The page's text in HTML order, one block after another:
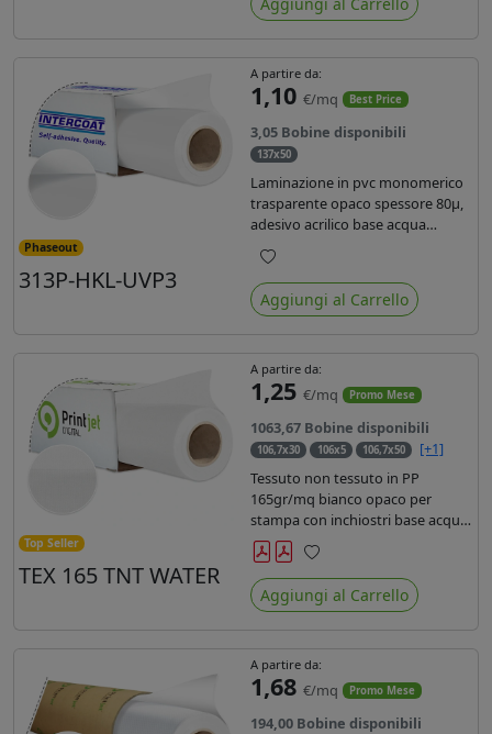
con ink solvente, eco-solvente e
Phaseout
313P-HKL-UVP3
A partire da:
1,10 €/mq Best Price
3,05 Bobine disponibili
137x50
Laminazione in pvc monomerico
trasparente opaco spessore 80µ,
adesivo acrilico base acqua
permanente specifico per ink uv,
liner in carta kraft da 90gr. Durata
3 anni, dotata di filtro uv, idonea
per stampe con inchiostro
Preferiti
Aggiungi al Carrello
Top Seller
TEX 165 TNT WATER
A partire da:
1,25 €/mq Promo Mese
1063,67 Bobine disponibili
106,7x30 106x5 106,7x50
[+1]
Tessuto non tessuto in PP
165gr/mq bianco opaco per
stampa con inchiostri base acqua,
latex, uv, ecosolvente. Finitura a
rombi spundbond e coating
superficiale con totale assenza di
peluria. Occhiellabile, non
Preferiti
Aggiungi al Carrello
A partire da:
1,68 €/mq Promo Mese
194,00 Bobine disponibili